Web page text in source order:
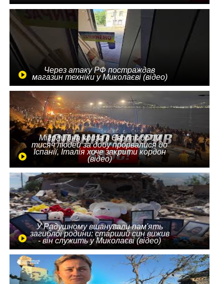
Через атаку РФ постраждав
магазин техніки у Миколаєві (відео)
Міграційна криза в Європі: до 10
тисяч людей за добу прорвалися до
Іспанії, Італія хоче закрити кордон
(відео)
У Радушному вшанували пам'ять
загиблої родини: старший син вижив
- він служить у Миколаєві (відео)